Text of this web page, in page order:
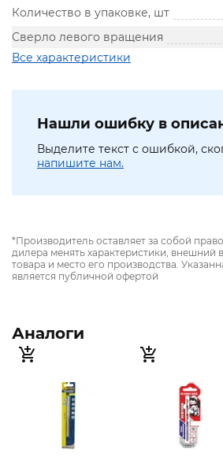
Количество в упаковке, шт
Сверло левого вращения
Все характеристики
Нашли ошибку в
Выделите текст с ошибкой,
напишите нам.
*Производитель оставляет за собой
дилера менять характеристики, внешний
товара и место его производства.
является публичной офертой
Аналоги